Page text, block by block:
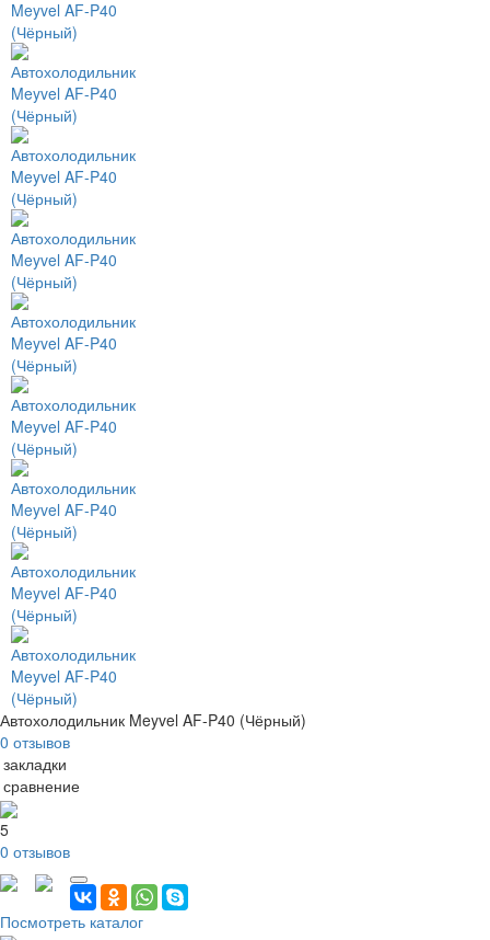
Автохолодильник Meyvel AF-P40 (Чёрный)
0 отзывов
5
0 отзывов
Посмотреть каталог